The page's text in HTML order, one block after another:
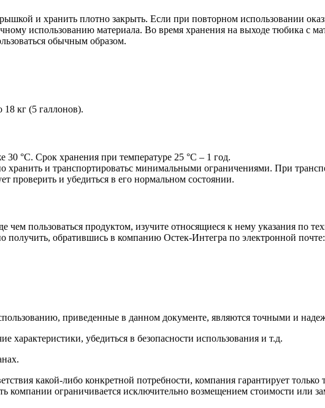
и хранить плотно закрыть. Если при повторном использовании
использованию материала. Во время хранения на выходе тюбика с
обычным образом.
кг (5 галлонов).
°C. Срок хранения при температуре 25 °C – 1 год.
и транспортироватьс минимальными ограничениями. При
проверить и убедиться в его нормальном состоянии.
пользоваться продуктом, изучите относящиеся к нему указания по
обратившись в компанию Остек-Интегра по электронной почте:
приведенные в данном документе, являются точными и
характеристики, убедиться в безопасности использования и т.д.
какой-либо конкретной потребности, компания гарантирует
компании ограничивается исключительно возмещением стоимости или